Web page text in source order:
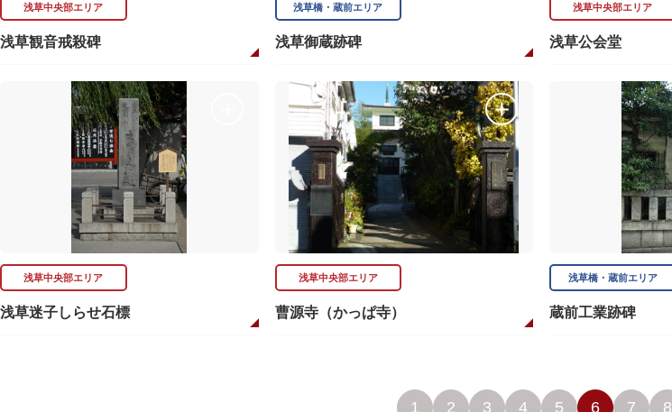
浅草中央部エリア
浅草観音戒殺碑
浅草橋・蔵前エリア
浅草御蔵跡碑
浅草中央部エリア
浅草公会堂
浅草中央部エリア
浅草迷子しらせ石標
浅草中央部エリア
曹源寺（かっぱ寺）
浅草橋・蔵前エリア
蔵前工業跡碑
1 2 3 4 5 6 7 8